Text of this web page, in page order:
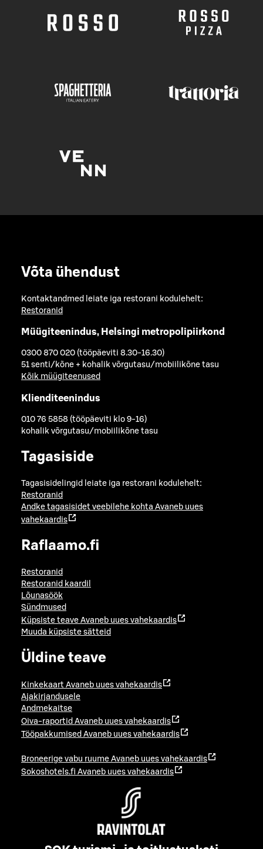
Võta ühendust
Kontaktandmed leiate iga restorani kodulehelt:
Restoranid
Müügiteenindus, Helsingi metropolipiirkond
0300 870 020 (tööpäeviti 8.30-16.30)
51 senti/kõne + kohalik võrgutasu/mobiilikõne tasu
Kõik müügiteenused
Klienditeenindus
010 76 5858 (tööpäeviti klo 9-16)
kohalik võrgutasu/mobiilikõne tasu
Tagasiside
Tagasisidelingid leiate iga restorani kodulehelt:
Restoranid
Andke tagasisidet veebilehe kohta Avaneb uues
vahekaardis
Raflaamo.fi
Restoranid
Restoranid kaardil
Lõunasöök
Sündmused
Küpsiste teave Avaneb uues vahekaardis
Muuda küpsiste sätteid
Üldine teave
Kinkekaart Avaneb uues vahekaardis
Ajakirjandusele
Andmekaitse
Oiva-raportid Avaneb uues vahekaardis
Tööpakkumised Avaneb uues vahekaardis
Broneerige vabu ruume Avaneb uues vahekaardis
Sokoshotels.fi Avaneb uues vahekaardis